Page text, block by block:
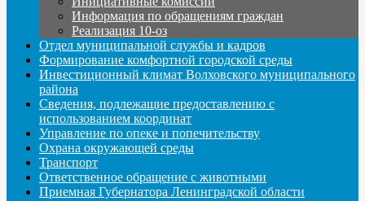
Информация по обращениям граждан
Реализация 10-оз
Отдел муниципальной службы и кадров
Формирование комфортной городской среды
Инвестиционный климат Волховского муниципального
района
Сведения, подлежащие предоставлению с
использованием координат
Управление по опеке и попечительству
Охрана окружающей среды
Транспорт
Ответственное обращение с животными
Приемная Губернатора Ленинградской области